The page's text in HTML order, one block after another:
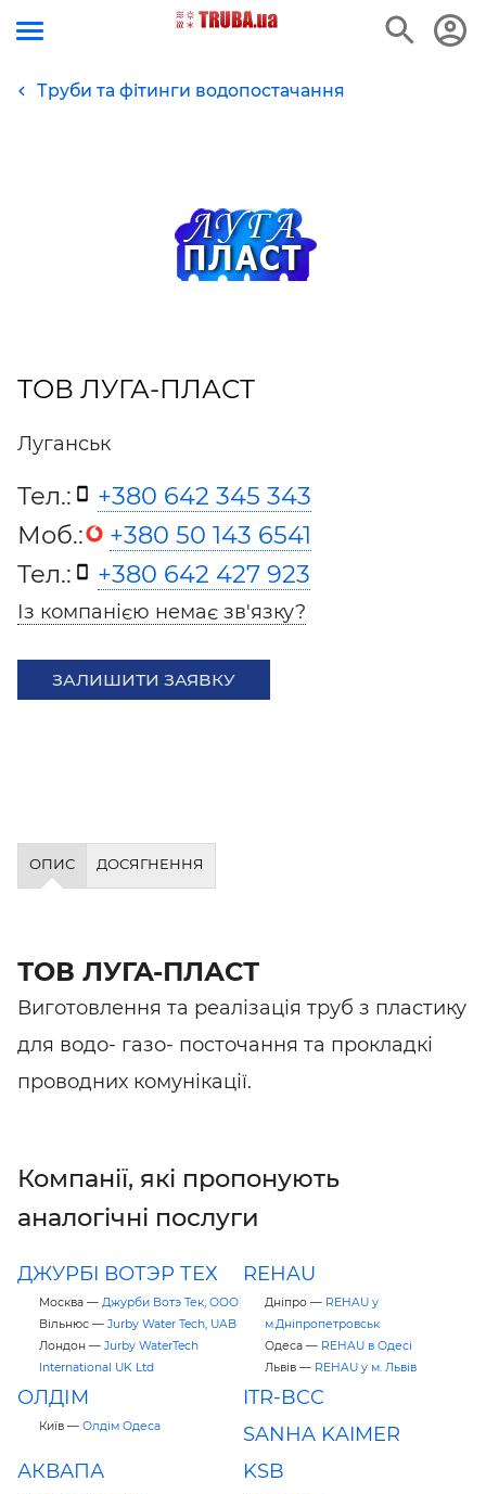
Труби та фітинги водопостачання
ТОВ ЛУГА-ПЛАСТ
Луганськ
Тел.:
+380 642 345 343
Моб.:
+380 50 143 6541
Тел.:
+380 642 427 923
Із компанією немає зв'язку?
ЗАЛИШИТИ ЗАЯВКУ
ОПИС ДОСЯГНЕННЯ
ТОВ ЛУГА-ПЛАСТ
Виготовлення та реалізація труб з пластику
для водо- газо- посточання та прокладкі
проводних комунікації.
Компанії, які пропонують
аналогічні послуги
ДЖУРБI ВОТЭР ТЕХ
Москва — Джурби Вотэ Тек, ООО
Вільнюс — Jurby Water Tech, UAB
Лондон — Jurby WaterTech
International UK Ltd
REHAU
Дніпро — REHAU у
м.Дніпропетровськ
Одеса — REHAU в Одесі
Львів — REHAU у м. Львів
ОЛДІМ
Київ — Олдім Одеса
ITR-BCC
SANHA KAIMER
АКВАПА
KSB